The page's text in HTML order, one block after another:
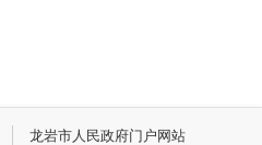
龙岩市人民政府门户网站